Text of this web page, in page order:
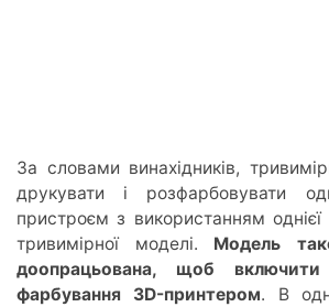
За словами винахідників,
друкувати і розфарбовувати
пристроєм з використанням однієї
тривимірної моделі. Модель
доопрацьована, щоб
фарбування 3D-принтером. В